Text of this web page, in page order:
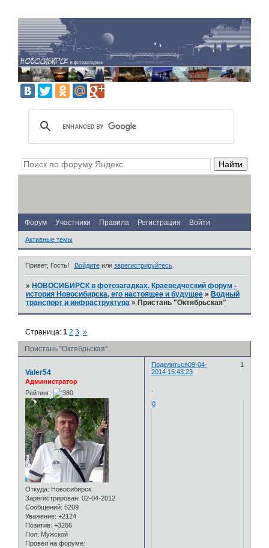
Форум Участники Правила Регистрация Войти
Активные темы
Привет, Гость! Войдитеили зарегистрируйтесь.
» НОВОСИБИРСК в фотозагадках. Краеведческий форум -
история Новосибирска, его настоящее и будущее » Водный
транспорт и инфраструктура » Пристань "Октябрьская"
Пристань "Октябрьская"
Страница:1 2 3 »
Поделиться 1
09-04-
2014 15:43:23
Valer54
Администратор
Рейтинг:
Откуда: Новосибирск
Зарегистрирован: 02-04-2012
Сообщений: 5209
Уважение: +2124
Позитив: +3266
Пол: Мужской
Провел на форуме:
0